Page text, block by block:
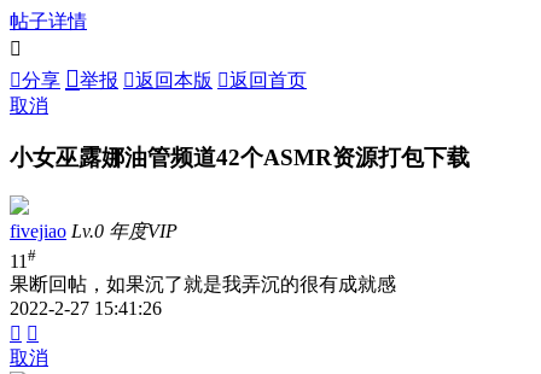
帖子详情

分享 举报 返回本版 返回首页
取消
小女巫露娜油管频道42个ASMR资源打包下载
fivejiao Lv.0 年度VIP
11 #
果断回帖，如果沉了就是我弄沉的很有成就感
2022-2-27 15:41:26
 
取消